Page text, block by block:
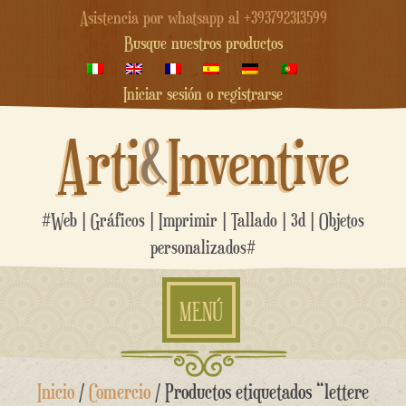
Asistencia por whatsapp al +393792313599
Busque nuestros productos
Iniciar sesión o registrarse
Arti&Inventive
#Web | Gráficos | Imprimir | Tallado | 3d | Objetos
personalizados#
MENÚ
saltar
Inicio /Comercio / Productos etiquetados “lettere